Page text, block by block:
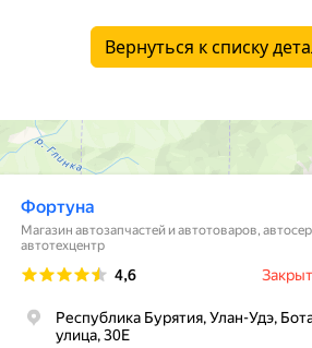
Вернуться к списку